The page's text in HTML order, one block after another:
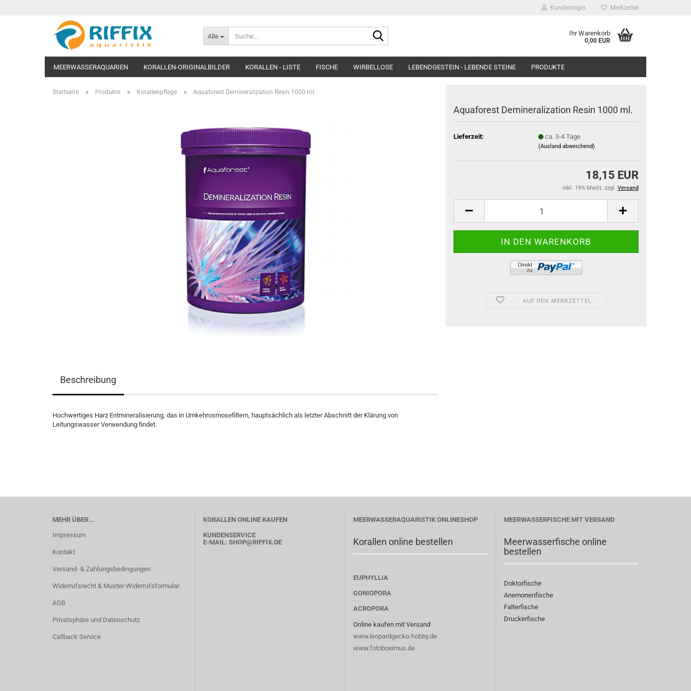
Kundenlogin Merkzettel
Alle Ihr Warenkorb
0,00 EUR
MEERWASSERAQUARIEN KORALLEN-ORIGINALBILDER KORALLEN - LISTE FISCHE WIRBELLOSE LEBENDGESTEIN - LEBENDE STEINE PRODUKTE
Startseite » Produkte » Korallenpflege » Aquaforest Demineralization Resin 1000 ml.
Aquaforest Demineralization Resin 1000 ml.
Lieferzeit: ca. 3-4 Tage
(Ausland abweichend)
18,15 EUR
inkl. 19% MwSt. zzgl. Versand
AUF DEN MERKZETTEL
Beschreibung
Hochwertiges Harz Entmineralisierung, das in Umkehrosmosefiltern, hauptsächlich als letzter Abschnitt der Klärung von
Leitungswasser Verwendung findet.
MEHR ÜBER...
Impressum
Kontakt
Versand- & Zahlungsbedingungen
Widerrufsrecht & Muster-Widerrufsformular
AGB
Privatsphäre und Datenschutz
Callback Service
KORALLEN ONLINE KAUFEN
KUNDENSERVICE
E-MAIL: SHOP@RIFFIX.DE
MEERWASSERAQUARISTIK ONLINESHOP
Korallen online bestellen
EUPHYLLIA
GONIOPORA
ACROPORA
Online kaufen mit Versand
www.leopardgecko-hobby.de
www.fotoboximus.de
MEERWASSERFISCHE MIT VERSAND
Meerwasserfische online
bestellen
Doktorfische
Anemonenfische
Falterfische
Druckerfische